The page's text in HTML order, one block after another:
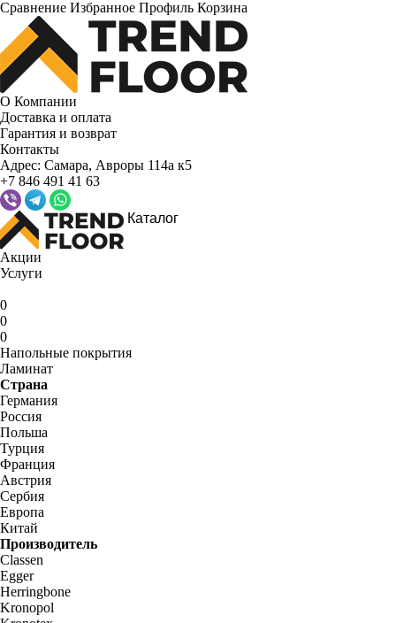
Сравнение Избранное Профиль Корзина
О Компании
Доставка и оплата
Гарантия и возврат
Контакты
Адрес: Самара, Авроры 114а к5
+7 846 491 41 63
Каталог
Акции
Услуги
0
0
0
Напольные покрытия
Ламинат
Страна
Германия
Россия
Польша
Турция
Франция
Австрия
Сербия
Европа
Китай
Производитель
Classen
Egger
Herringbone
Kronopol